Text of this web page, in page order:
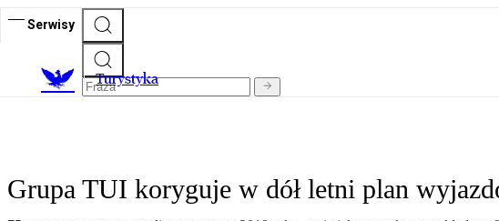
Serwisy
Turystyka
Grupa TUI koryguje w dół letni plan